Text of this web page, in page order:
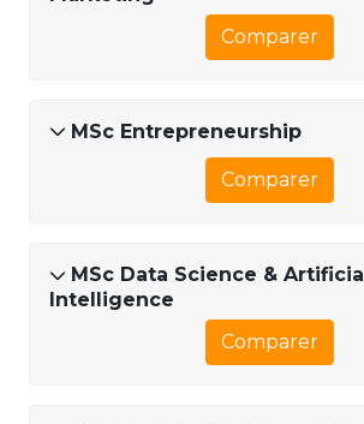
Comparer
MSc Entrepreneurship
Comparer
MSc Data Science & Artificial
Intelligence
Comparer